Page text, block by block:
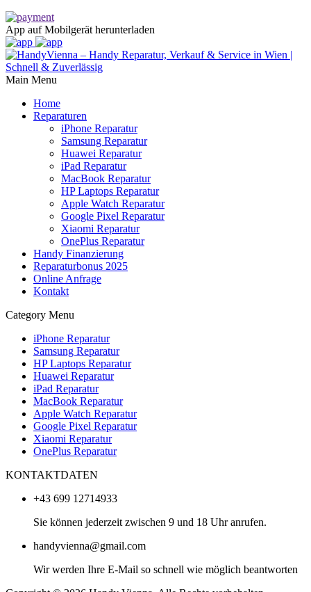
App auf Mobilgerät herunterladen
Main Menu
Home
Reparaturen
iPhone Reparatur
Samsung Reparatur
Huawei Reparatur
iPad Reparatur
MacBook Reparatur
HP Laptops Reparatur
Apple Watch Reparatur
Google Pixel Reparatur
Xiaomi Reparatur
OnePlus Reparatur
Handy Finanzierung
Reparaturbonus 2025
Online Anfrage
Kontakt
Category Menu
iPhone Reparatur
Samsung Reparatur
HP Laptops Reparatur
Huawei Reparatur
iPad Reparatur
MacBook Reparatur
Apple Watch Reparatur
Google Pixel Reparatur
Xiaomi Reparatur
OnePlus Reparatur
KONTAKTDATEN
+43 699 12714933
Sie können jederzeit zwischen 9 und 18 Uhr anrufen.
handyvienna@gmail.com
Wir werden Ihre E-Mail so schnell wie möglich beantworten